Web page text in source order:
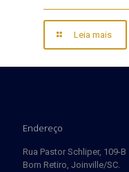
Leia mais
Endereço
Rua Pastor Schliper, 109-B
Bom Retiro, Joinville/SC.